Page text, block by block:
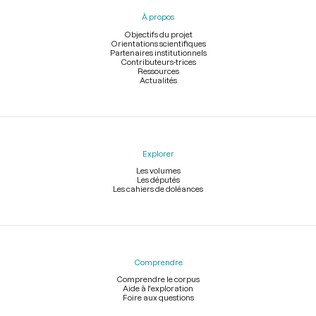
À propos
Objectifs du projet
Orientations scientifiques
Partenaires institutionnels
Contributeurs-trices
Ressources
Actualités
Explorer
Les volumes
Les députés
Les cahiers de doléances
Comprendre
Comprendre le corpus
Aide à l'exploration
Foire aux questions